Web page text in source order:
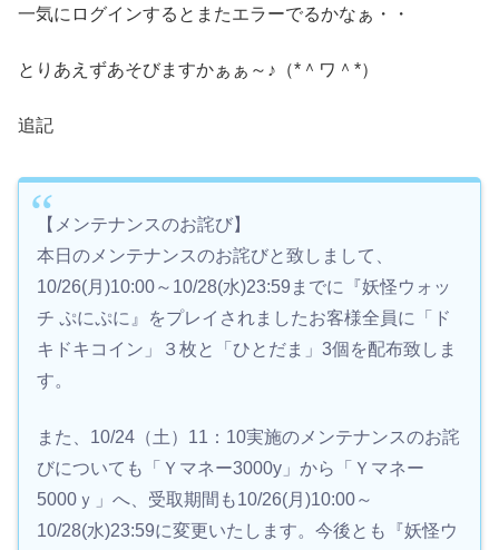
一気にログインするとまたエラーでるかなぁ・・
とりあえずあそびますかぁぁ～♪（*＾ワ＾*）
追記
【メンテナンスのお詫び】
本日のメンテナンスのお詫びと致しまして、
10/26(月)10:00～10/28(水)23:59までに『妖怪ウォッ
チ ぷにぷに』をプレイされましたお客様全員に「ド
キドキコイン」３枚と「ひとだま」3個を配布致しま
す。
また、10/24（土）11：10実施のメンテナンスのお詫
びについても「Ｙマネー3000y」から「Ｙマネー
5000ｙ」へ、受取期間も10/26(月)10:00～
10/28(水)23:59に変更いたします。今後とも『妖怪ウ